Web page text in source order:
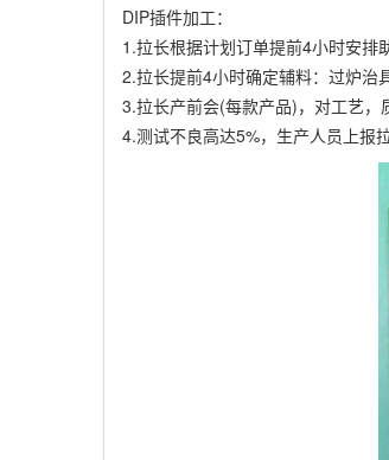
DIP插件加工：
1.拉长根据计划订单提前4小时安排
2.拉长提前4小时确定辅料：过炉治
3.拉长产前会(每款产品)，对工艺，
4.测试不良高达5%，生产人员上报